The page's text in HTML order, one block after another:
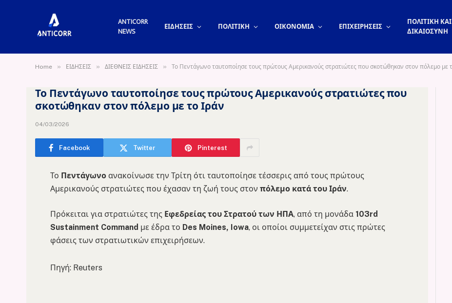
ANTICORR
NEWS
ΕΙΔΗΣΕΙΣ ΠΟΛΙΤΙΚΗ ΟΙΚΟΝΟΜΙΑ ΕΠΙΧΕΙΡΗΣΕΙΣ
ΠΟΛΙΤΙΚΗ ΚΑΙ
ΔΙΚΑΙΟΣΥΝΗ
Home » ΕΙΔΗΣΕΙΣ » ΔΙΕΘΝΕΙΣ ΕΙΔΗΣΕΙΣ » Το Πεντάγωνο ταυτοποίησε τους πρώτους Αμερικανούς στρατιώτες που σκοτώθηκαν στον πόλεμο με
Το Πεντάγωνο ταυτοποίησε τους πρώτους Αμερικανούς στρατιώτες που
σκοτώθηκαν στον πόλεμο με το Ιράν
04/03/2026
Facebook Twitter Pinterest
Το Πεντάγωνο ανακοίνωσε την Τρίτη ότι ταυτοποίησε τέσσερις από τους πρώτους
Αμερικανούς στρατιώτες που έχασαν τη ζωή τους στον πόλεμο κατά του Ιράν.
Πρόκειται για στρατιώτες της Εφεδρείας του Στρατού των ΗΠΑ, από τη μονάδα 103rd
Sustainment Command με έδρα το Des Moines, Iowa, οι οποίοι συμμετείχαν στις πρώτες
φάσεις των στρατιωτικών επιχειρήσεων.
Πηγή: Reuters